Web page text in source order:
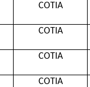
COTIA
COTIA
COTIA
COTIA